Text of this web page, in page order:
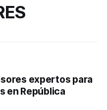
expertos para
en República